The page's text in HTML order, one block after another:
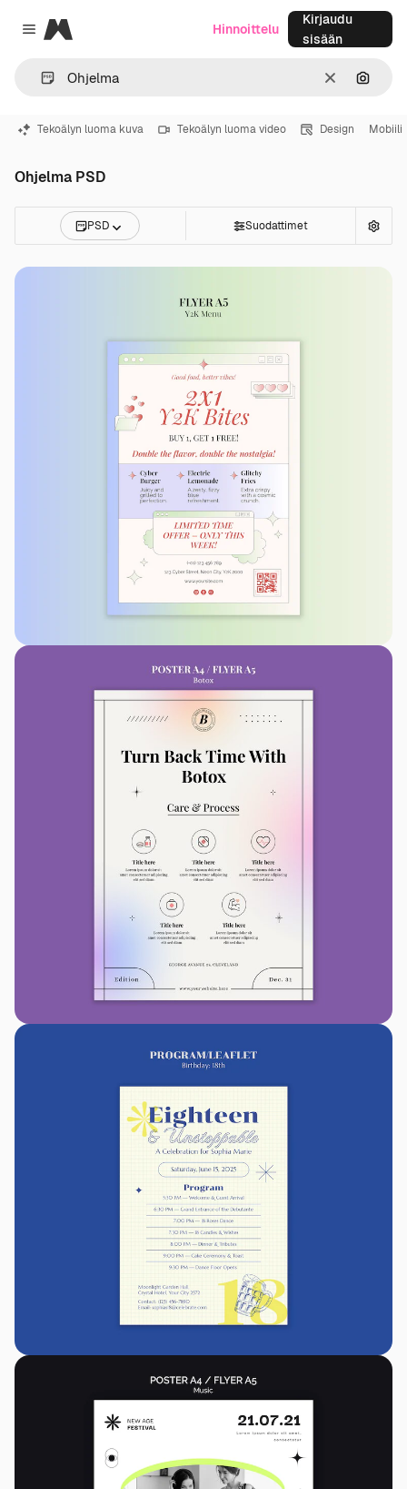
Close menu
Magnific
SelkeäHae
Hinnoittelu
Kirjaudu
sisään
Tekoälyn luoma kuva Tekoälyn luoma video Design Mobiili
Ohjelma PSD
PSD Suodattimet